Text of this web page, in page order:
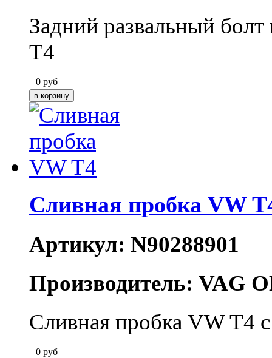
Задний развальный
T4
0 руб
Сливная пробка VW
Артикул: N90288901
Производитель: VAG
Сливная пробка VW T4
0 руб